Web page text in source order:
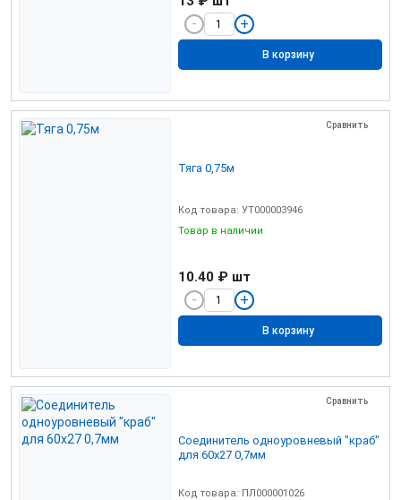
В корзину
Сравнить
Тяга 0,75м
Код товара: УТ000003946
Товар в наличии
10.40 ₽ шт
В корзину
Сравнить
Соединитель одноуровневый "краб"
для 60х27 0,7мм
Код товара: ПЛ000001026